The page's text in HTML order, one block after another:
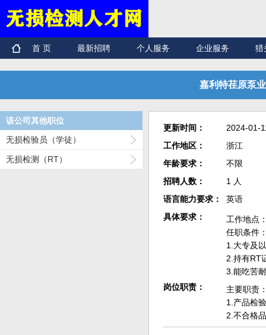
首 页 最新招聘 个人服务 企业服务 猎
嘉利特荏原泵
该公司其他职位
无损检验员（学徒）
无损检测（RT）
更新时间：
2024-01-
工作地区：
浙江
年龄要求：
不限
招聘人数：
1 人
语言能力要求：
英语
具体要求：
工作地点
任职条件
1.大专及
2.持有RT
3.能吃苦
岗位职责：
主要职责
1.产品检
2.不合格